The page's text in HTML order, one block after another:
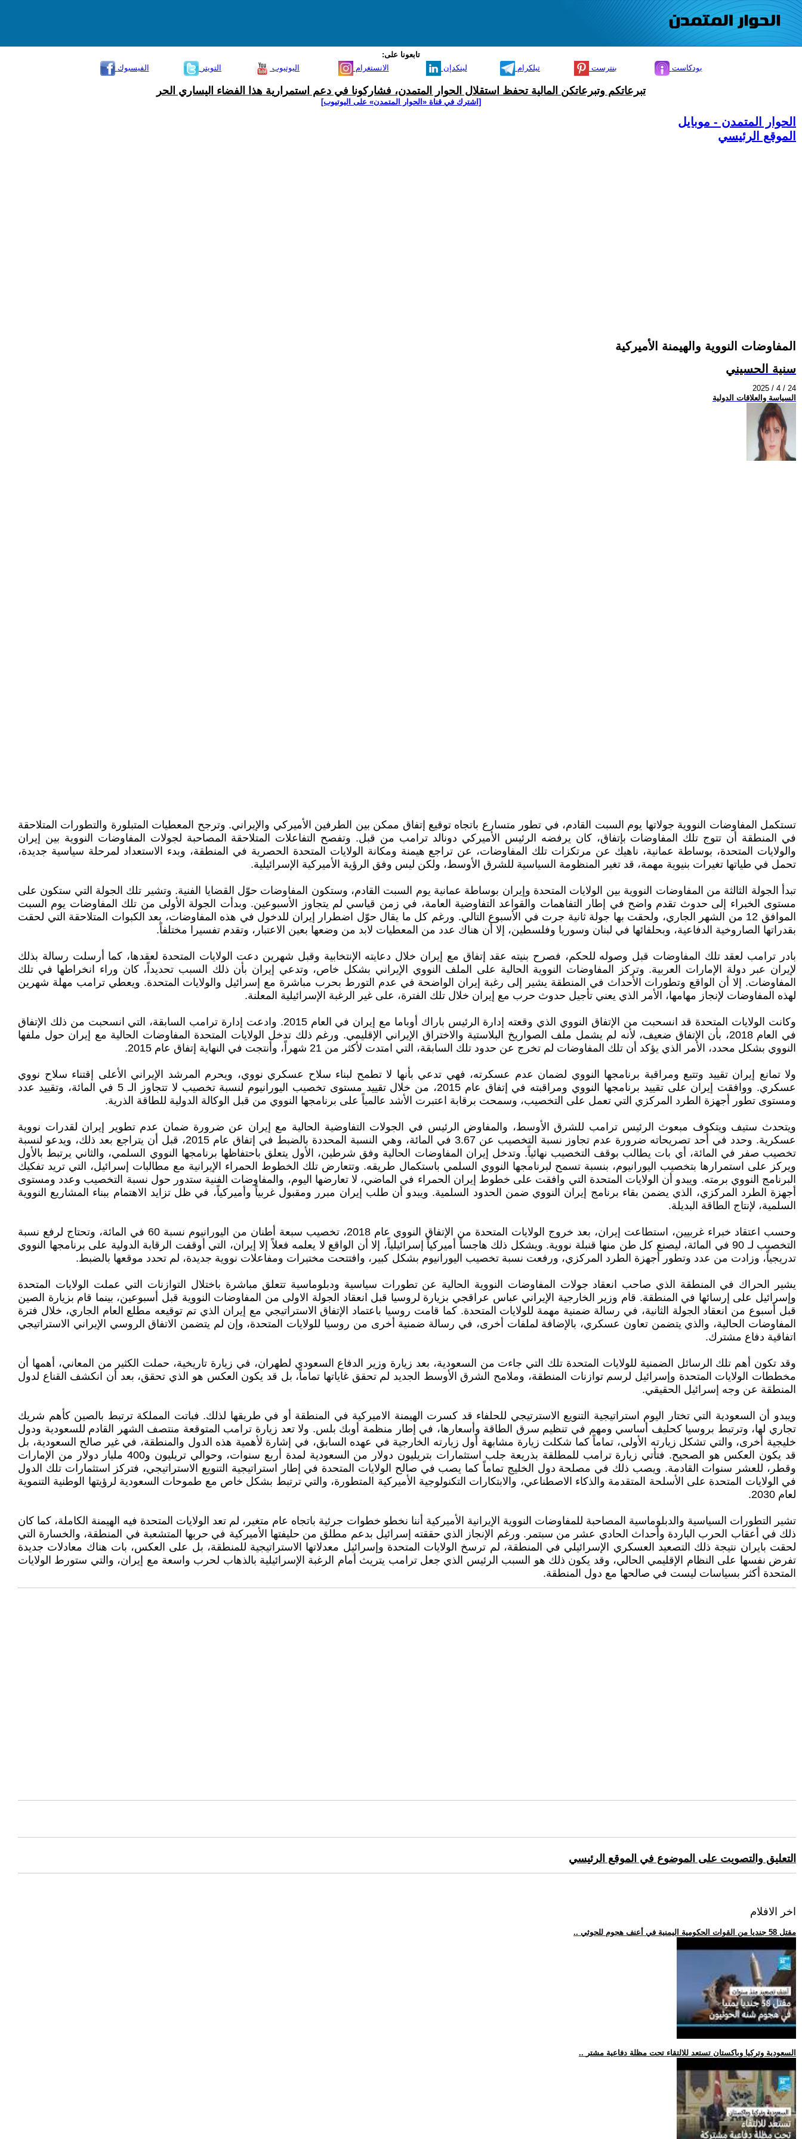
تابعونا على:
الفيسبوك
التويتر اليوتيوب الانستغرام لينكدإن تيلكرام بنترست بودكاست
تبرعاتكم وتبرعاتكن المالية تحفظ استقلال الحوار المتمدن، فشاركونا في دعم استمرارية هذا الفضاء اليساري الحر
[اشترك في قناة ‫«الحوار المتمدن» على اليوتيوب]
الحوار المتمدن - موبايل
الموقع الرئيسي
المفاوضات النووية والهيمنة الأميركية
سنية الحسيني
2025 / 4 / 24
السياسة والعلاقات الدولية
تستكمل المفاوضات النووية جولاتها يوم السبت القادم، في تطور متسارع باتجاه توقيع إتفاق ممكن بين الطرفين الأميركي والإيراني. وترجح المعطيات المتبلورة والتطورات المتلاحقة
في المنطقة أن تتوج تلك المفاوضات بإتفاق، كان يرفضه الرئيس الأميركي دونالد ترامب من قبل. وتفصح التفاعلات المتلاحقة المصاحبة لجولات المفاوضات النووية بين إيران
والولايات المتحدة، بوساطة عمانية، ناهيك عن مرتكزات تلك المفاوضات، عن تراجع هيمنة ومكانة الولايات المتحدة الحصرية في المنطقة، وبدء الاستعداد لمرحلة سياسية جديدة،
تحمل في طياتها تغيرات بنيوية مهمة، قد تغير المنظومة السياسية للشرق الأوسط، ولكن ليس وفق الرؤية الأميركية الإسرائيلية.
تبدأ الجولة الثالثة من المفاوضات النووية بين الولايات المتحدة وإيران بوساطة عمانية يوم السبت القادم، وستكون المفاوضات حوّل القضايا الفنية. وتشير تلك الجولة التي ستكون على
مستوى الخبراء إلى حدوث تقدم واضح في إطار التفاهمات والقواعد التفاوضية العامة، في زمن قياسي لم يتجاوز الأسبوعين. وبدأت الجولة الأولى من تلك المفاوضات يوم السبت
الموافق 12 من الشهر الجاري، ولحقت بها جولة ثانية جرت في الأسبوع التالي. ورغم كل ما يقال حوّل اضطرار إيران للدخول في هذه المفاوضات، بعد الكبوات المتلاحقة التي لحقت
بقدراتها الصاروخية الدفاعية، وبحلفائها في لبنان وسوريا وفلسطين، إلا أن هناك عدد من المعطيات لابد من وضعها بعين الاعتبار، وتقدم تفسيرا مختلفاً.
بادر ترامب لعقد تلك المفاوضات قبل وصوله للحكم، فصرح بنيته عقد إتفاق مع إيران خلال دعايته الإنتخابية وقبل شهرين دعت الولايات المتحدة لعقدها، كما أرسلت رسالة بذلك
لإيران عبر دولة الإمارات العربية. وتركز المفاوضات النووية الحالية على الملف النووي الإيراني بشكل خاص، وتدعي إيران بأن ذلك السبب تحديداً، كان وراء انخراطها في تلك
المفاوضات. إلا أن الواقع وتطورات الأحداث في المنطقة يشير إلى رغبة إيران الواضحة في عدم التورط بحرب مباشرة مع إسرائيل والولايات المتحدة. ويعطي ترامب مهلة شهرين
لهذه المفاوضات لإنجاز مهامها، الأمر الذي يعني تأجيل حدوث حرب مع إيران خلال تلك الفترة، على غير الرغبة الإسرائيلية المعلنة.
وكانت الولايات المتحدة قد انسحبت من الإتفاق النووي الذي وقعته إدارة الرئيس باراك أوباما مع إيران في العام 2015. وادعت إدارة ترامب السابقة، التي انسحبت من ذلك الإتفاق
في العام 2018، بأن الإتفاق ضعيف، لأنه لم يشمل ملف الصواريخ البلاستية والاختراق الإيراني الإقليمي. ورغم ذلك تدخل الولايات المتحدة المفاوضات الحالية مع إيران حول ملفها
النووي بشكل محدد، الأمر الذي يؤكد أن تلك المفاوضات لم تخرج عن حدود تلك السابقة، التي امتدت لأكثر من 21 شهراً، وأنتجت في النهاية إتفاق عام 2015.
ولا تمانع إيران تقييد وتتبع ومراقبة برنامجها النووي لضمان عدم عسكرته، فهي تدعي بأنها لا تطمح لبناء سلاح عسكري نووي، ويحرم المرشد الإيراني الأعلى إقتناء سلاح نووي
عسكري. ووافقت إيران على تقييد برنامجها النووي ومراقبته في إتفاق عام 2015، من خلال تقييد مستوى تخصيب اليورانيوم لنسبة تخصيب لا تتجاوز الـ 5 في المائة، وتقييد عدد
ومستوى تطور أجهزة الطرد المركزي التي تعمل على التخصيب، وسمحت برقابة اعتبرت الأشد عالمياً على برنامجها النووي من قبل الوكالة الدولية للطاقة الذرية.
ويتحدث ستيف ويتكوف مبعوث الرئيس ترامب للشرق الأوسط، والمفاوض الرئيس في الجولات التفاوضية الحالية مع إيران عن ضرورة ضمان عدم تطوير إيران لقدرات نووية
عسكرية. وحدد في أحد تصريحاته ضرورة عدم تجاوز نسبة التخصيب عن 3.67 في المائة، وهي النسبة المحددة بالضبط في إتفاق عام 2015، قبل أن يتراجع بعد ذلك، ويدعو لنسبة
تخصيب صفر في المائة، أي بات يطالب بوقف التخصيب نهائياً. وتدخل إيران المفاوضات الحالية وفق شرطين، الأول يتعلق باحتفاظها برنامجها النووي السلمي، والثاني يرتبط بالأول
ويركز على استمرارها بتخصيب اليورانيوم، بنسبة تسمح لبرنامجها النووي السلمي باستكمال طريقه. وتتعارض تلك الخطوط الحمراء الإيرانية مع مطالبات إسرائيل، التي تريد تفكيك
البرنامج النووي برمته. ويبدو أن الولايات المتحدة التي وافقت على خطوط إيران الحمراء في الماضي، لا تعارضها اليوم، والمفاوضات الفنية ستدور حول نسبة التخصيب وعدد ومستوى
أجهزة الطرد المركزي، الذي يضمن بقاء برنامج إيران النووي ضمن الحدود السلمية. ويبدو أن طلب إيران مبرر ومقبول غربياً وأميركياً، في ظل تزايد الاهتمام ببناء المشاريع النووية
السلمية، لإنتاج الطاقة البديلة.
وحسب اعتقاد خبراء غربيين، استطاعت إيران، بعد خروج الولايات المتحدة من الإتفاق النووي عام 2018، تخصيب سبعة أطنان من اليورانيوم نسبة 60 في المائة، وتحتاج لرفع نسبة
التخصيب لـ 90 في المائة، ليصنع كل طن منها قنبلة نووية. ويشكل ذلك هاجساً أميركياً إسرائيلياً، إلا أن الواقع لا يعلمه فعلاً إلا إيران، التي أوقفت الرقابة الدولية على برنامجها النووي
تدريجياً، وزادت من عدد وتطور أجهزة الطرد المركزي، ورفعت نسبة تخصيب اليورانيوم بشكل كبير، وافتتحت مختبرات ومفاعلات نووية جديدة، لم تحدد موقعها بالضبط.
يشير الحراك في المنطقة الذي صاحب انعقاد جولات المفاوضات النووية الحالية عن تطورات سياسية ودبلوماسية تتعلق مباشرة باختلال التوازنات التي عملت الولايات المتحدة
وإسرائيل على إرسائها في المنطقة. قام وزير الخارجية الإيراني عباس عراقجي بزيارة لروسيا قبل انعقاد الجولة الاولى من المفاوضات النووية قبل أسبوعين، بينما قام بزيارة الصين
قبل أسبوع من انعقاد الجولة الثانية، في رسالة ضمنية مهمة للولايات المتحدة. كما قامت روسيا باعتماد الإتفاق الاستراتيجي مع إيران الذي تم توقيعه مطلع العام الجاري، خلال فترة
المفاوضات الحالية، والذي يتضمن تعاون عسكري، بالإضافة لملفات أخرى، في رسالة ضمنية أخرى من روسيا للولايات المتحدة، وإن لم يتضمن الاتفاق الروسي الإيراني الاستراتيجي
اتفاقية دفاع مشترك.
وقد تكون أهم تلك الرسائل الضمنية للولايات المتحدة تلك التي جاءت من السعودية، بعد زيارة وزير الدفاع السعودي لطهران، في زيارة تاريخية، حملت الكثير من المعاني، أهمها أن
مخططات الولايات المتحدة وإسرائيل لرسم توازنات المنطقة، وملامح الشرق الأوسط الجديد لم تحقق غاياتها تماماً، بل قد يكون العكس هو الذي تحقق، بعد أن انكشف القناع لدول
المنطقة عن وجه إسرائيل الحقيقي.
ويبدو أن السعودية التي تختار اليوم استراتيجية التنويع الاسترتيجي للحلفاء قد كسرت الهيمنة الاميركية في المنطقة أو في طريقها لذلك. فباتت المملكة ترتبط بالصين كأهم شريك
تجاري لها، وترتبط بروسيا كحليف أساسي ومهم في تنظيم سرق الطاقة وأسعارها، في إطار منظمة أوبك بلس. ولا تعد زيارة ترامب المتوقعة منتصف الشهر القادم للسعودية ودول
خليجية أخرى، والتي تشكل زيارته الأولى، تماماً كما شكلت زيارة مشابهة أول زيارته الخارجية في عهده السابق، في إشارة لأهمية هذه الدول والمنطقة، في غير صالح السعودية، بل
قد يكون العكس هو الصحيح. فتأتي زيارة ترامب للمطلقة بذريعة جلب استثمارات بتريليون دولار من السعودية لمدة أربع سنوات، وحوالي تريليون و400 مليار دولار من الإمارات
وقطر، للعشر سنوات القادمة. ويصب ذلك في مصلحة دول الخليج تماماً كما يصب في صالح الولايات المتحدة في إطار استراتيجية التنويع الاستراتيجي، فتركز استثمارات تلك الدول
في الولايات المتحدة على الأسلحة المتقدمة والذكاء الاصطناعي، والابتكارات التكنولوجية الأميركية المتطورة، والتي ترتبط بشكل خاص مع طموحات السعودية لرؤيتها الوطنية التنموية
لعام 2030.
تشير التطورات السياسية والدبلوماسية المصاحبة للمفاوضات النووية الإيرانية الأميركية أننا نخطو خطوات جرئية باتجاه عام متغير، لم تعد الولايات المتحدة فيه الهيمنة الكاملة، كما كان
ذلك في أعقاب الحرب الباردة وأحداث الحادي عشر من سبتمر. ورغم الإنجاز الذي حققته إسرائيل بدعم مطلق من حليفتها الأميركية في حربها المتشعبة في المنطقة، والخسارة التي
لحقت بايران نتيجة ذلك التصعيد العسكري الإسرائيلي في المنطقة، لم ترسخ الولايات المتحدة وإسرائيل معدلاتها الاستراتيجية للمنطقة، بل على العكس، بات هناك معادلات جديدة
تفرض نفسها على النظام الإقليمي الحالي، وقد يكون ذلك هو السبب الرئيس الذي جعل ترامب يتريث أمام الرغبة الإسرائيلية بالذهاب لحرب واسعة مع إيران، والتي ستورط الولايات
المتحدة أكثر بسياسات ليست في صالحها مع دول المنطقة.
التعليق والتصويت على الموضوع في الموقع الرئيسي
اخر الافلام
.. مقتل 58 جنديا من القوات الحكومية اليمنية في أعنف هجوم للحوثي
.. السعودية وتركيا وباكستان تستعد للالتقاء تحت مظلة دفاعية مشتر